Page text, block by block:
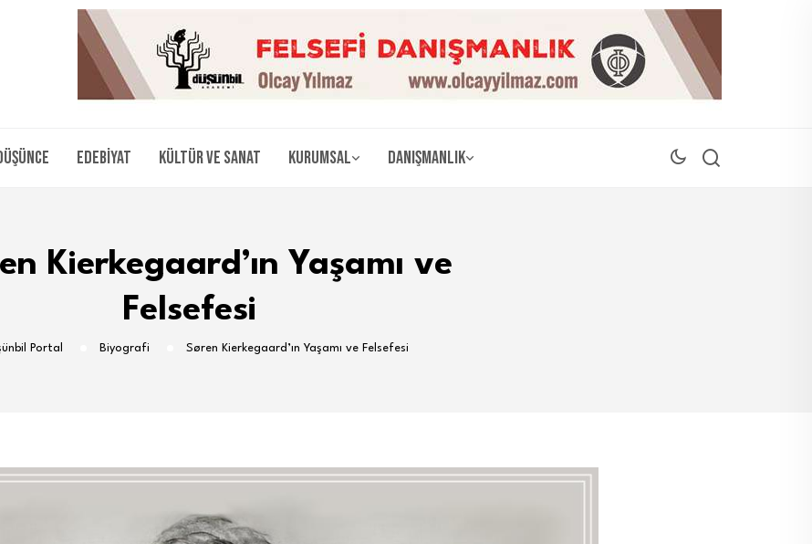
Edebiyat Kültür ve Sanat Kurumsal Danışmanlık
Kierkegaard’ın Yaşamı ve
Felsefesi
Portal Biyografi Søren Kierkegaard’ın Yaşamı ve Felsefesi